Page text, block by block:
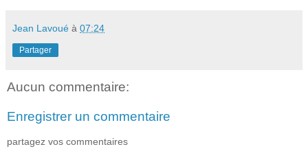
Jean Lavoué à 07:24
Partager
Aucun commentaire:
Enregistrer un commentaire
partagez vos commentaires